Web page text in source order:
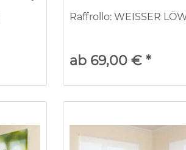
Raffrollo: WEISSER
ab 69,00 € *